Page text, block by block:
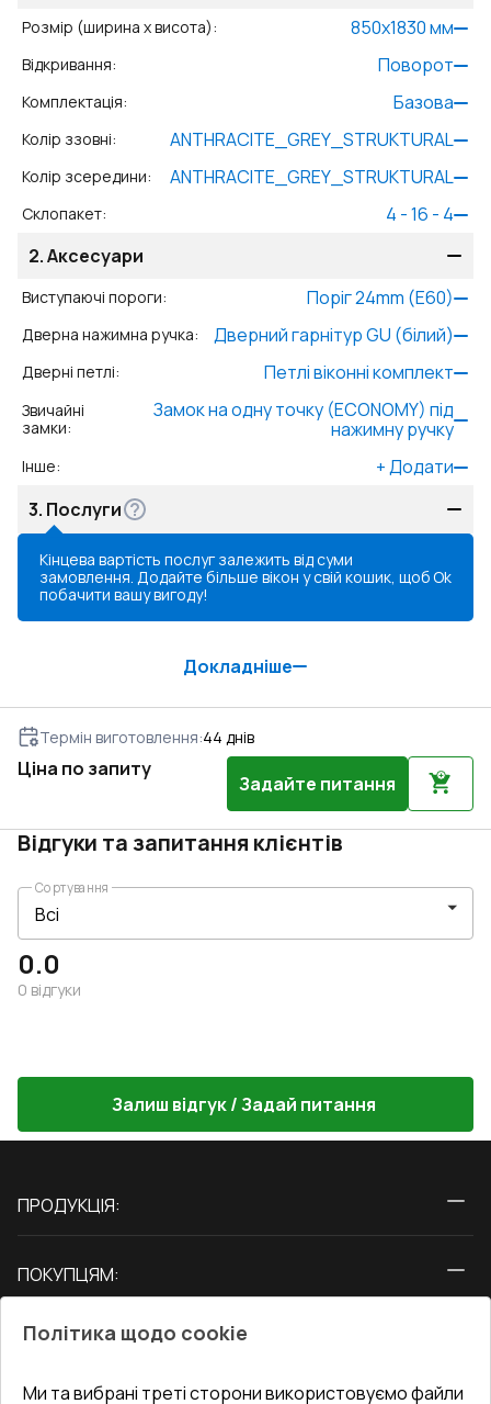
Розмір (ширина x висота): 850x1830мм
Відкривання: Поворот
Комплектація: Базова
Колір ззовні: ANTHRACITE_GREY_STRUKTURAL
Колір зсередини: ANTHRACITE_GREY_STRUKTURAL
Склопакет:
4 - 16 - 4
2.Аксесуари
Виступаючі пороги: Поріг 24mm (E60)
Дверна нажимна ручка: Дверний гарнітур GU (білий)
Дверні петлі: Петлі віконні комплект
Звичайні
замки:
Замок на одну точку (ECONOMY) під
нажимну ручку
Інше: +Додати
3. Послуги
Кінцева вартість послуг залежить від суми
замовлення. Додайте більше вікон у свій кошик, щоб
побачити вашу вигоду!
Ok
Докладніше
Термін виготовлення:44 днів
Ціна по запиту
Задайте питання
Відгуки та запитання клієнтів
0.0
0 відгуки
Сортування
Залиш відгук / Задай питання
ПРОДУКЦІЯ:
Двері
ПОКУПЦЯМ:
Блог
СЕРВІС ТА ОБЛУГОВУВАННЯ:
Доставка і Оплата
Політика щодо cookie
Ми та вибрані треті сторони використовуємо файли